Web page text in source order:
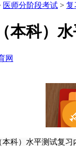
医师分阶段考试 > 复
本科）
网
本科）水平测试复